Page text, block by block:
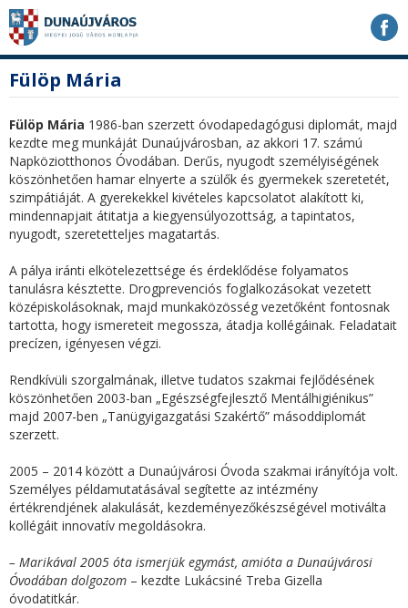
Ugrás
tartalomhoz
Ugrás
navigációhoz
Ugrás
kereséshez
a
honlapon
tartalom
Fülöp Mária
Fülöp Mária 1986-ban szerzett óvodapedagógusi diplomát, majd
kezdte meg munkáját Dunaújvárosban, az akkori 17. számú
Napköziotthonos Óvodában. Derűs, nyugodt személyiségének
köszönhetően hamar elnyerte a szülők és gyermekek szeretetét,
szimpátiáját. A gyerekekkel kivételes kapcsolatot alakított ki,
mindennapjait átitatja a kiegyensúlyozottság, a tapintatos,
nyugodt, szeretetteljes magatartás.
A pálya iránti elkötelezettsége és érdeklődése folyamatos
tanulásra késztette. Drogprevenciós foglalkozásokat vezetett
középiskolásoknak, majd munkaközösség vezetőként fontosnak
tartotta, hogy ismereteit megossza, átadja kollégáinak. Feladatait
precízen, igényesen végzi.
Rendkívüli szorgalmának, illetve tudatos szakmai fejlődésének
köszönhetően 2003-ban „Egészségfejlesztő Mentálhigiénikus”
majd 2007-ben „Tanügyigazgatási Szakértő” másoddiplomát
szerzett.
2005 – 2014 között a Dunaújvárosi Óvoda szakmai irányítója volt.
Személyes példamutatásával segítette az intézmény
értékrendjének alakulását, kezdeményezőkészségével motiválta
kollégáit innovatív megoldásokra.
– Marikával 2005 óta ismerjük egymást, amióta a Dunaújvárosi
Óvodában dolgozom – kezdte Lukácsiné Treba Gizella
óvodatitkár.